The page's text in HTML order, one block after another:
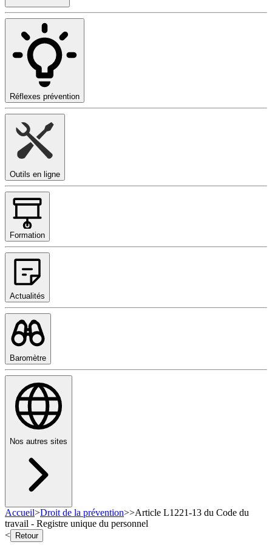
Réflexes prévention
Outils en ligne
Formation
Actualités
Baromètre
Nos autres sites
Accueil>Droit de la prévention>>Article L1221-13 du Code du
travail - Registre unique du personnel
<
Retour